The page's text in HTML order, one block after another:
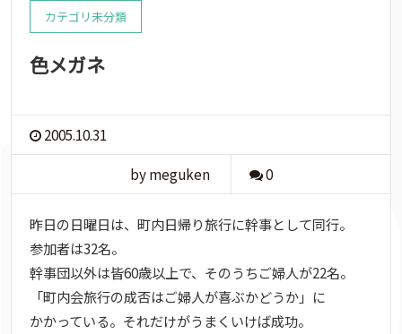
カテゴリ未分類
色メガネ
2005.10.31
by meguken
0
昨日の日曜日は、町内日帰り旅行に幹事として同行。
参加者は32名。
幹事団以外は皆60歳以上で、そのうちご婦人が22名。
「町内会旅行の成否はご婦人が喜ぶかどうか」に
かかっている。それだけがうまくいけば成功。